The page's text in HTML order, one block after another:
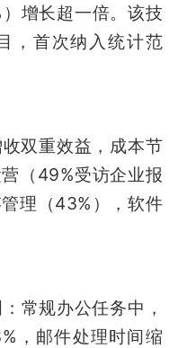
增长超一倍。该技
，首次纳入统计范
双重效益，成本节
（49%受访企业报
理（43%），软件
常规办公任务中，
，邮件处理时间缩